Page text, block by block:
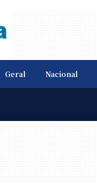
Geral Nacional